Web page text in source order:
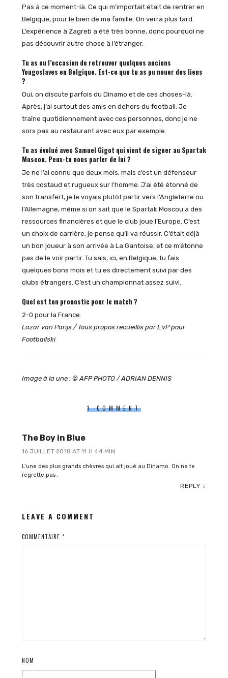
Pas à ce moment-là. Ce qui m’importait était de rentrer en
Belgique, pour le bien de ma famille. On verra plus tard.
L’expérience à Zagreb a été très bonne, donc pourquoi ne
pas découvrir autre chose à l’étranger.
Tu as eu l’occasion de retrouver quelques anciens
Yougoslaves en Belgique. Est-ce que tu as pu nouer des liens
?
Oui, on discute parfois du Dinamo et de ces choses-là.
Après, j’ai surtout des amis en dehors du football. Je
traîne quotidiennement avec ces personnes, donc je ne
sors pas au restaurant avec eux par exemple.
Tu as évolué avec Samuel Gigot qui vient de signer au Spartak
Moscou. Peux-tu nous parler de lui ?
Je ne l’ai connu que deux mois, mais c’est un défenseur
très costaud et rugueux sur l’homme. J’ai été étonné de
son transfert, je le voyais plutôt partir vers l’Angleterre ou
l’Allemagne, même si on sait que le Spartak Moscou a des
ressources financières et que le club joue l’Europe. C’est
un choix de carrière, je pense qu’il va réussir. C’était déjà
un bon joueur à son arrivée à La Gantoise, et ce m’étonne
pas de le voir partir. Tu sais, ici, en Belgique, tu fais
quelques bons mois et tu es directement suivi par des
clubs étrangers. C’est un championnat assez suivi.
Quel est ton pronostic pour le match ?
2-0 pour la France.
Lazar van Parijs / Tous propos recueillis par L.vP pour
Footballski
Image à la une : © AFP PHOTO / ADRIAN DENNIS
1 COMMENT
The Boy in Blue
16 JUILLET 2018 AT 11 H 44 MIN
L’une des plus grands chèvres qui ait joué au Dinamo. On ne te
regrette pas .
REPLY ↓
LEAVE A COMMENT
COMMENTAIRE *
NOM